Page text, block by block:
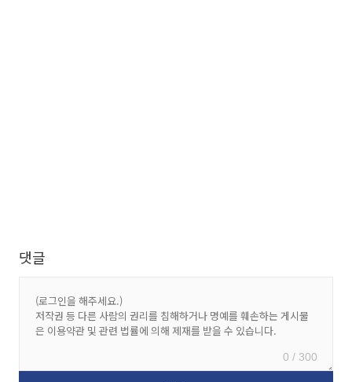
댓글
0 / 300